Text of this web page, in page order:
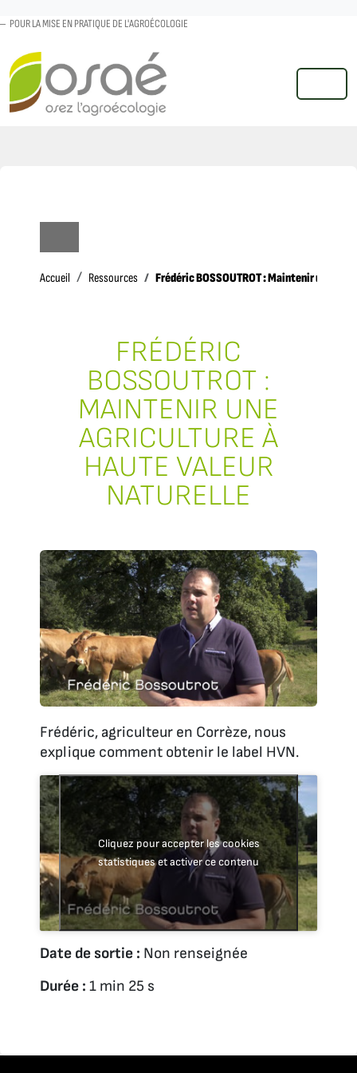
POUR LA MISE EN PRATIQUE DE L'AGROÉCOLOGIE
MENU
Accueil AccueilRessources Frédéric BOSSOUTROT : Maintenir une
FRÉDÉRIC
BOSSOUTROT :
MAINTENIR UNE
AGRICULTURE À
HAUTE VALEUR
NATURELLE
Frédéric, agriculteur en Corrèze, nous
explique comment obtenir le label HVN.
Cliquez pour accepter les cookies
statistiques et activer ce contenu
Date de sortie : Non renseignée
Durée : 1 min 25 s